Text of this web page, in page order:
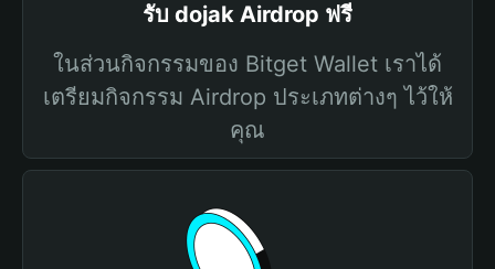
รับ dojak Airdrop ฟรี
ในส่วนกิจกรรมของ Bitget Wallet เราได้
เตรียมกิจกรรม Airdrop ประเภทต่างๆ ไว้ให้
คุณ